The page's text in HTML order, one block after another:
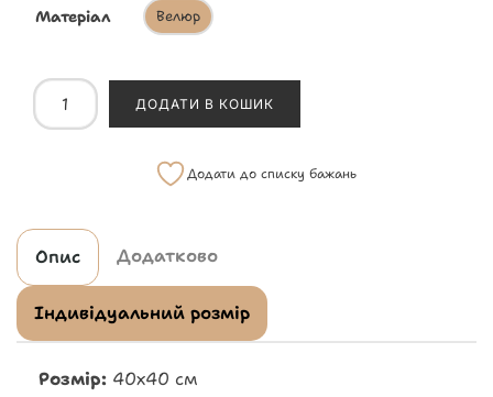
Матеріал Велюр
ДОДАТИ В КОШИК
Додати до списку бажань
Опис Додатково
Індивідуальний розмір
Розмір: 40х40 см